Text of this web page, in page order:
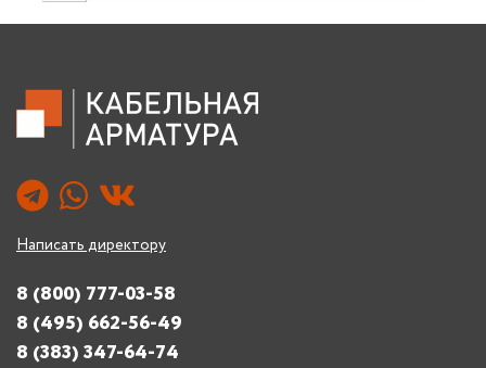
Написать директору
8 (800) 777-03-58
8 (495) 662-56-49
8 (383) 347-64-74